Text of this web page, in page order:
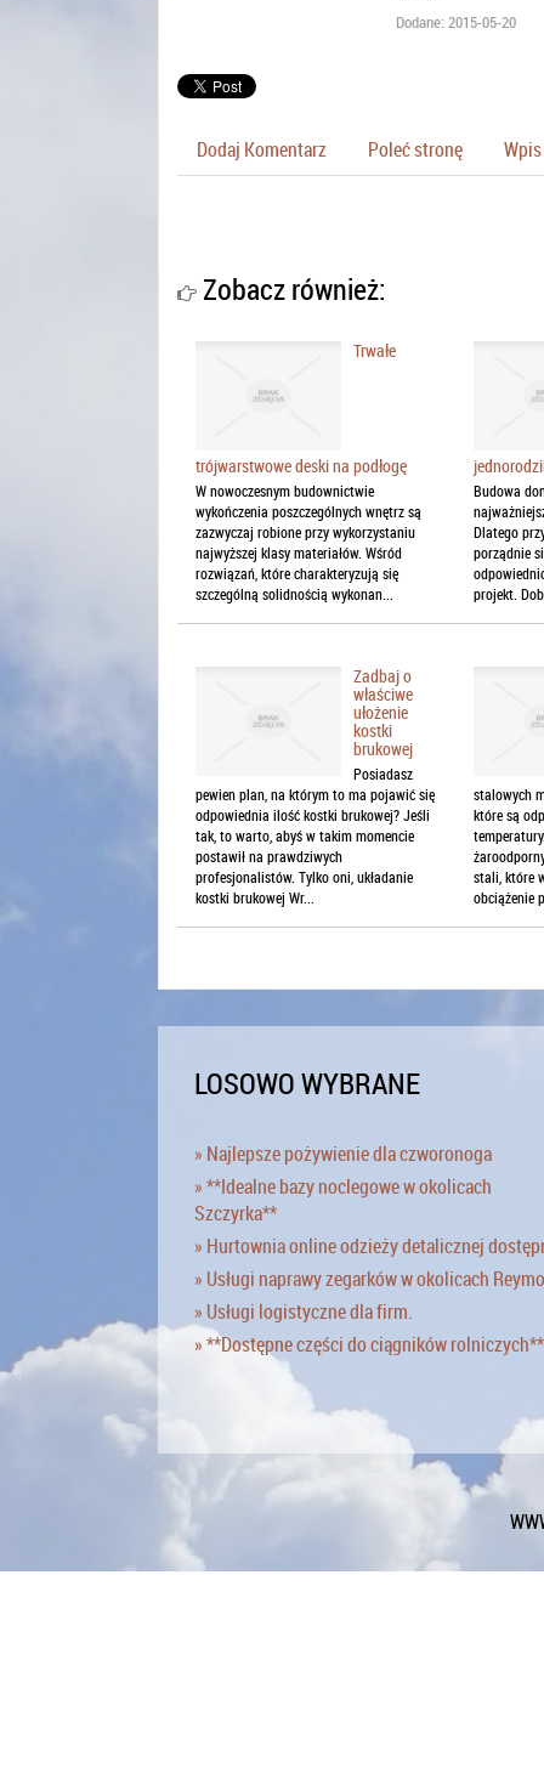
Dodane: 2015-05-20
Dodaj Komentarz Poleć stronę
Zobacz również:
Trwałe
trójwarstwowe deski na podłogę
W nowoczesnym budownictwie
wykończenia poszczególnych wnętrz są
zazwyczaj robione przy wykorzystaniu
najwyższej klasy materiałów. Wśród
rozwiązań, które charakteryzują się
szczególną solidnością wykonan...
Budowa
Dlatego
porządnie
projekt.
Zadbaj o
właściwe
ułożenie
kostki
brukowej
Posiadasz
pewien plan, na którym to ma pojawić się
odpowiednia ilość kostki brukowej? Jeśli
tak, to warto, abyś w takim momencie
postawił na prawdziwych
profesjonalistów. Tylko oni, układanie
kostki brukowej Wr...
stalowych
które są
stali, które
obciążenie
LOSOWO WYBRANE
» Najlepsze pożywienie dla czworonoga
» **Idealne bazy noclegowe w okolicach
Szczyrka**
» Hurtownia online odzieży detalicznej
» Usługi naprawy zegarków w okolicach
» Usługi logistyczne dla firm.
» **Dostępne części do ciągników rolniczych**